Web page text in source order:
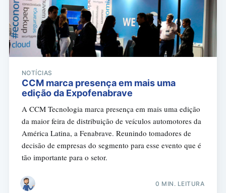
NOTÍCIAS
CCM marca presença em mais uma
edição da Expofenabrave
A CCM Tecnologia marca presença em mais uma edição
da maior feira de distribuição de veículos automotores da
América Latina, a Fenabrave. Reunindo tomadores de
decisão de empresas do segmento para esse evento que é
tão importante para o setor.
0 MIN. LEITURA